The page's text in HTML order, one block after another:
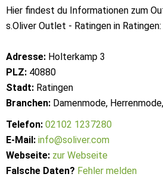
Hier findest du Informationen zum
s.Oliver Outlet - Ratingen in Ratingen:
Adresse: Holterkamp 3
PLZ: 40880
Stadt: Ratingen
Branchen: Damenmode,
Telefon: 02102 1237280
E-Mail: info@soliver.com
Webseite: zur Webseite
Falsche Daten? Fehler melden